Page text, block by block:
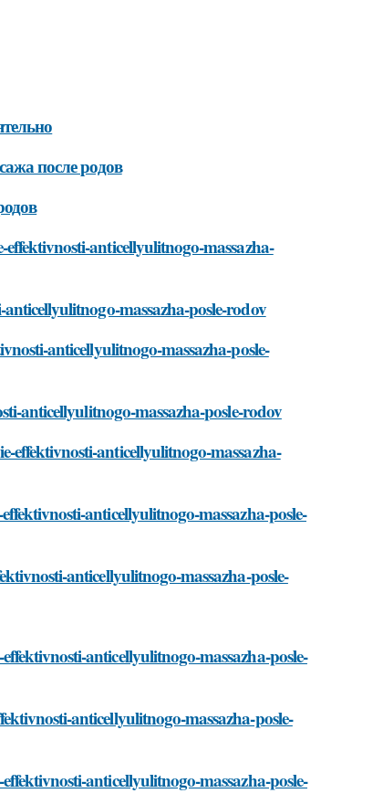
после родов
anticellyulitnogo-massazha-
massazha-posle-rodov
anticellyulitnogo-massazha-posle-
anticellyulitnogo-massazha-posle-rodov
anticellyulitnogo-massazha-
anticellyulitnogo-massazha-posle-
anticellyulitnogo-massazha-posle-
anticellyulitnogo-massazha-posle-
anticellyulitnogo-massazha-posle-
anticellyulitnogo-massazha-posle-